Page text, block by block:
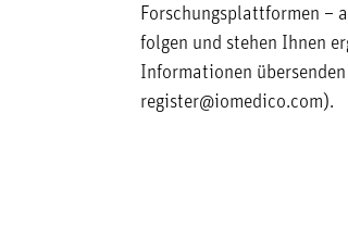
Forschungsplattformen –
folgen und stehen Ihnen
Informationen
register@iomedico.com).